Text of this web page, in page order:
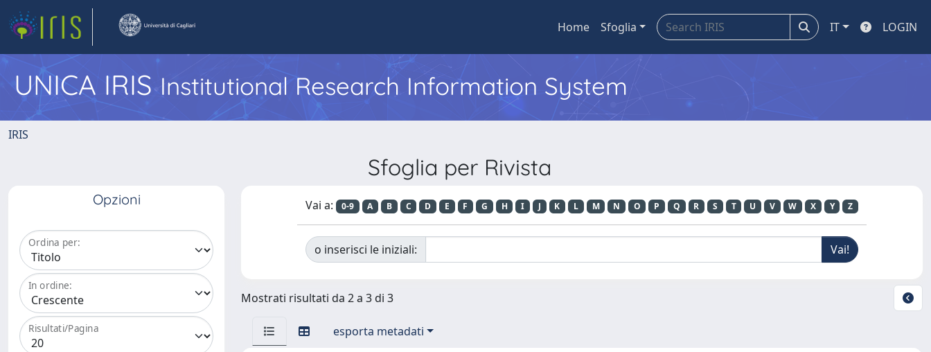
Home Sfoglia IT LOGIN
UNICA IRISInstitutional Research Information System
IRIS
Sfoglia per Rivista
Opzioni
Ordina per:
In ordine:
Risultati/Pagina
Vai a: 0-9 A B C D E F G H I J K L M N O P Q R S T U V W X Y Z
o inserisci le iniziali:
Mostrati risultati da 2 a 3 di 3
esporta metadati